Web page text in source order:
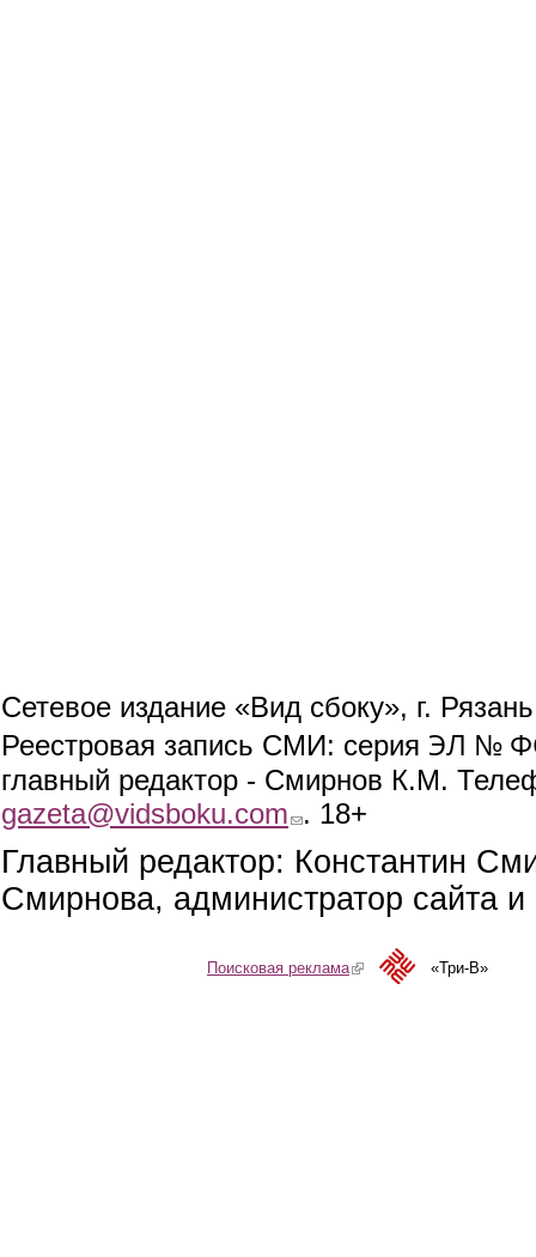
Сетевое издание «Вид сбоку», г.
Реестровая запись СМИ: серия ЭЛ №
главный редактор - Смирнов К.М.
gazeta@vidsboku.com (link sends e-mail)
. 18+
Главный редактор: Константин
Смирнова, администратор сайта
Поисковая реклама(link is external)«Три-В»